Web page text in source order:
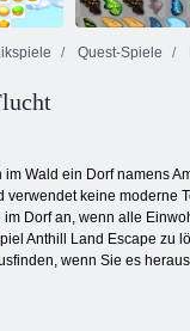
3
Quest-Spiele
Wald ein Dorf namens
keine moderne
Dorf an, wenn alle
Anthill Land Escape
wenn Sie es